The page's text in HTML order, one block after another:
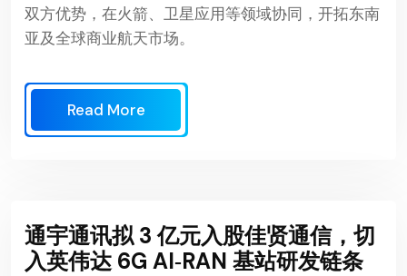
双方优势，在火箭、卫星应用等领域协同，开拓东南
亚及全球商业航天市场。
Read More
通宇通讯拟 3 亿元入股佳贤通信，切
入英伟达 6G AI‑RAN 基站研发链条